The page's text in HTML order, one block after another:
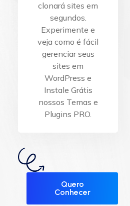
clonará sites em
segundos.
Experimente e
veja como é fácil
gerenciar seus
sites em
WordPress e
Instale Grátis
nossos Temas e
Plugins PRO.
Quero
Conhecer